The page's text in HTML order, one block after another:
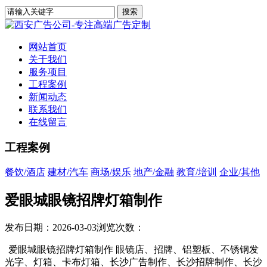
网站首页
关于我们
服务项目
工程案例
新闻动态
联系我们
在线留言
工程案例
餐饮/酒店 建材/汽车 商场/娱乐 地产/金融 教育/培训 企业/其他
爱眼城眼镜招牌灯箱制作
发布日期：2026-03-03浏览次数：
爱眼城眼镜招牌灯箱制作 眼镜店、招牌、铝塑板、不锈钢发
光字、灯箱、卡布灯箱、长沙广告制作、长沙招牌制作、长沙